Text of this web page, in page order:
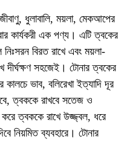
ধুলাবালি, ময়লা, মেকআপের
কার্যকরী এক পণ্য। এটি ত্বকের
বিরত রাখে এবং ময়লা-
দীর্ঘক্ষণ সহজেই। টোনার ত্বকের
ভাব, বলিরেখা ইত্যাদি দূর
ত্বককে রাখবে সতেজ ও
ত্বককে রাখে উজ্জ্বল, ধরে
নিয়মিত ব্যবহারে। টোনার